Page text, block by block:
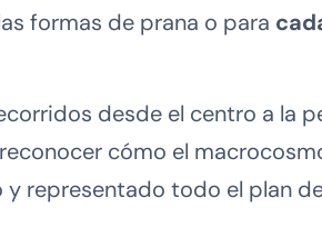
formas de prana o para
desde el centro a la
cómo el
representado todo el plan